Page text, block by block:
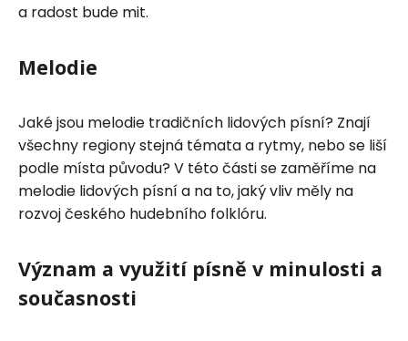
a radost bude mit.
Melodie
Jaké jsou melodie tradičních lidových písní? Znají
všechny regiony stejná témata a rytmy, nebo se liší
podle místa původu? V této části se zaměříme na
melodie lidových písní a na to, jaký vliv měly na
rozvoj českého hudebního folklóru.
Význam a využití písně v minulosti a
současnosti